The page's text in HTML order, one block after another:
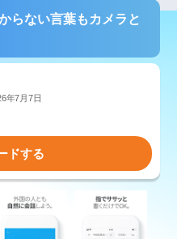
らない言葉もカメラと
年7月7日
ドする